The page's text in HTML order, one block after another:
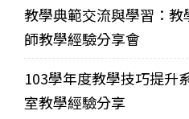
教學典範交流與學習：
師教學經驗分享會
103學年度教學技巧提升
室教學經驗分享